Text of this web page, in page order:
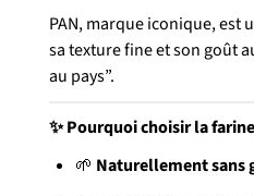
PAN, marque iconique, est
sa texture fine et son goût
au pays”.
✨Pourquoi choisir la
🌱 Naturellement sans